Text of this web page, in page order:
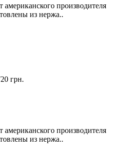
производителя
из нержа..
грн.
производителя
из нержа..